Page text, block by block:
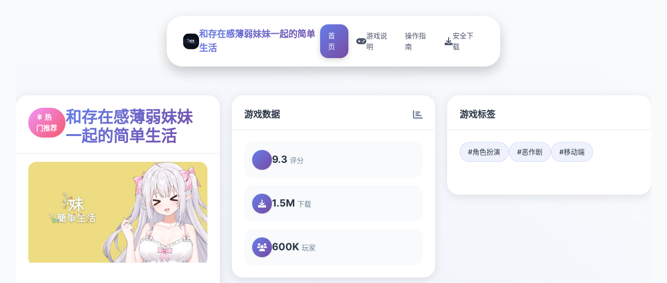
和存在感薄弱妹妹一起的简单
生活
首
页
游戏说
明
操作指
南
安全下
载
🎇 热
门推荐
和存在感薄弱妹妹
一起的简单生活
游戏数据
9.3 评分
1.5M 下载
600K 玩家
游戏标签
#角色扮演 #恶作剧 #移动端